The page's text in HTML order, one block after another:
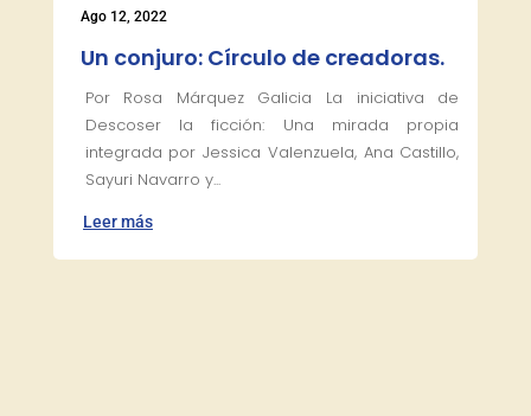
Ago 12, 2022
Un conjuro: Círculo de creadoras.
Por Rosa Márquez Galicia La iniciativa de
Descoser la ficción: Una mirada propia
integrada por Jessica Valenzuela, Ana Castillo,
Sayuri Navarro y...
Leer más